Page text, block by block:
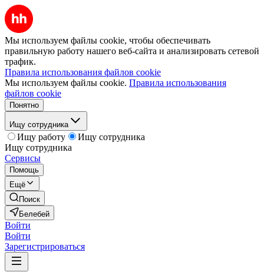
Мы используем файлы cookie, чтобы обеспечивать
правильную работу нашего веб-сайта и анализировать сетевой
трафик.
Правила использования файлов cookie
Мы используем файлы cookie. Правила использования
файлов cookie
Понятно
Ищу сотрудника
Ищу работу
Ищу сотрудника
Ищу сотрудника
Сервисы
Помощь
Ещё
Поиск
Белебей
Войти
Войти
Зарегистрироваться